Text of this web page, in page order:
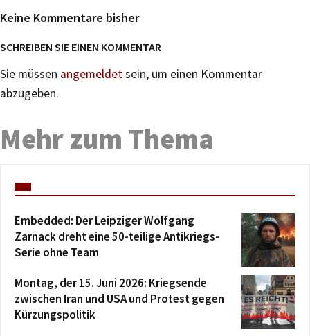
Keine Kommentare bisher
SCHREIBEN SIE EINEN KOMMENTAR
Sie müssen angemeldetsein, um einen Kommentar
abzugeben.
Mehr zum Thema
Embedded: Der Leipziger Wolfgang
Zarnack dreht eine 50-teilige Antikriegs-
Serie ohne Team
Montag, der 15. Juni 2026: Kriegsende
zwischen Iran und USA und Protest gegen
Kürzungspolitik